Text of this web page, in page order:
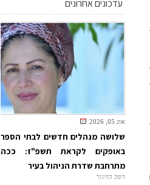
עדכונים אחרונים
אוג 05, 2026
שלושה מנהלים חדשים לבתי הספר
באופקים לקראת תשפ"ז: ככה
מתרחבת שדרת הניהול בעיר
דופק החינוך